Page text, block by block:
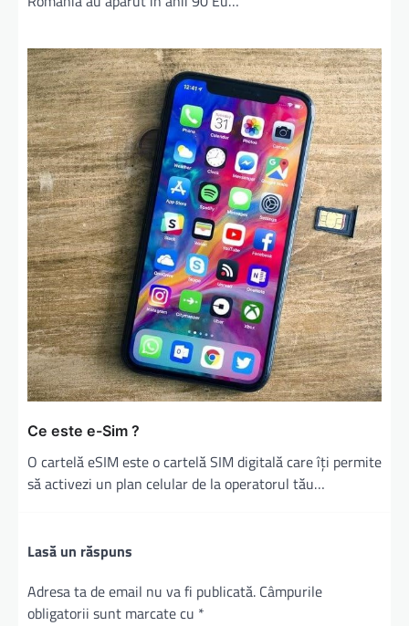
Ce este e-Sim ?
O cartelă eSIM este o cartelă SIM digitală care îți permite
să activezi un plan celular de la operatorul tău…
Lasă un răspuns
Adresa ta de email nu va fi publicată. Câmpurile
obligatorii sunt marcate cu *